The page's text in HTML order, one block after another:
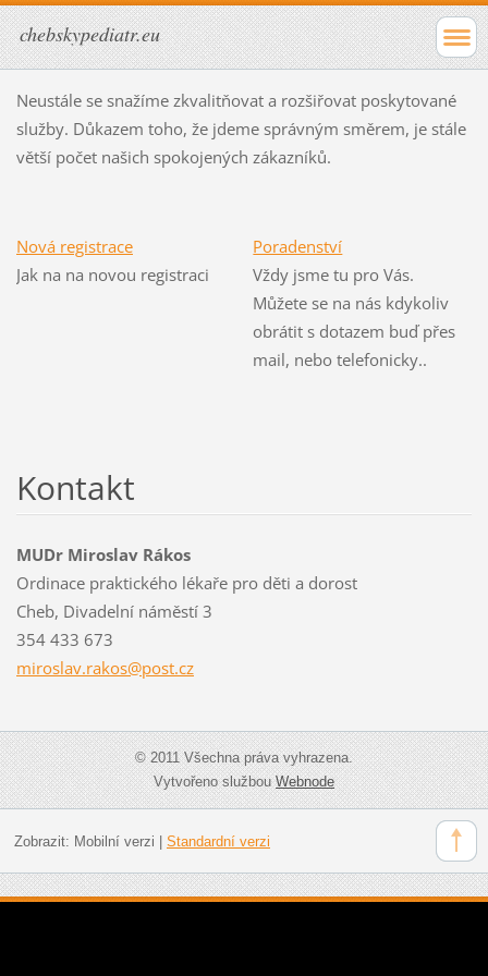
chebskypediatr.eu
Neustále se snažíme zkvalitňovat a rozšiřovat poskytované
služby. Důkazem toho, že jdeme správným směrem, je stále
větší počet našich spokojených zákazníků.
Nová registrace
Jak na na novou registraci
Poradenství
Vždy jsme tu pro Vás.
Můžete se na nás kdykoliv
obrátit s dotazem buď přes
mail, nebo telefonicky..
Kontakt
MUDr Miroslav Rákos
Ordinace praktického lékaře pro děti a dorost
Cheb, Divadelní náměstí 3
354 433 673
miroslav.rakos@post.cz
© 2011 Všechna práva vyhrazena.
Vytvořeno službouWebnode
Zobrazit: Mobilní verzi Standardní verzi